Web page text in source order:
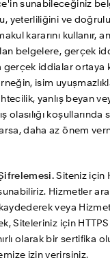
sunabileceğiniz
yeterliliğini ve
kararını kullanır,
belgelere, gerçek
gerçek iddialar ortaya
isim
yanlış beyan
olasılığı koşullarında
daha az önem
Siteniz için
Hizmetler
veya
Siteleriniz için
olarak bir sertifika
izin verirsiniz.